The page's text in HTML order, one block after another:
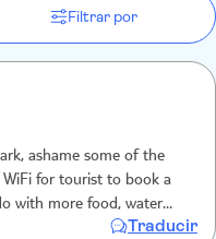
Filtrar por
ashame some of the
for tourist to book a
with more food, water
son had a fantastic time,
Traducir